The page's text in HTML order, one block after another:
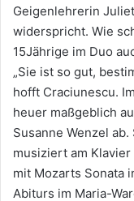
Geigenlehrerin
widerspricht. Wie
15Jährige im Duo
„Sie ist so gut,
hofft Craciunescu.
heuer maßgeblich
Susanne Wenzel
musiziert am
mit Mozarts Sonata
Abiturs im Maria-